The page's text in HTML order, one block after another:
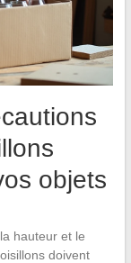
objets
hauteur et le
doivent